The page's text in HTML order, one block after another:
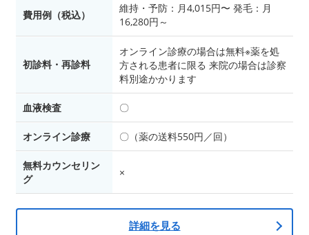
費用例（税込）
維持・予防：月4,015円〜 発毛：月
16,280円～
初診料・再診料
オンライン診療の場合は無料※薬を処
方される患者に限る 来院の場合は診察
料別途かかります
血液検査 〇
オンライン診療 〇（薬の送料550円／回）
無料カウンセリン
グ
×
詳細を見る